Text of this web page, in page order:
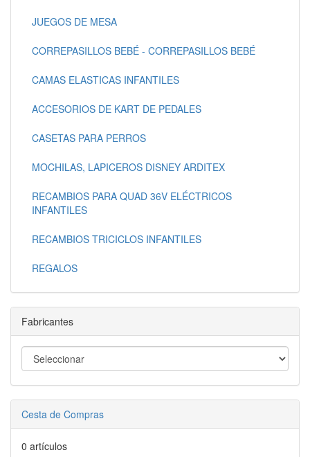
JUEGOS DE MESA
CORREPASILLOS BEBÉ - CORREPASILLOS BEBÉ
CAMAS ELASTICAS INFANTILES
ACCESORIOS DE KART DE PEDALES
CASETAS PARA PERROS
MOCHILAS, LAPICEROS DISNEY ARDITEX
RECAMBIOS PARA QUAD 36V ELÉCTRICOS
INFANTILES
RECAMBIOS TRICICLOS INFANTILES
REGALOS
Fabricantes
Cesta de Compras
0 artículos